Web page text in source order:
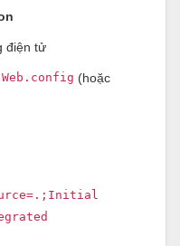
điện tử
Web.config (hoặc